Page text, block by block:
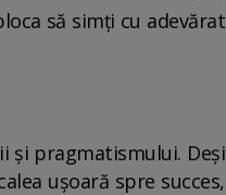
să simți cu adevărat
și pragmatismului. Deși
ușoară spre succes,